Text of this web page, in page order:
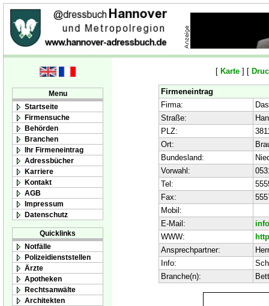
Menu
Startseite
Firmensuche
Behörden
Branchen
Ihr Firmeneintrag
Adressbücher
Karriere
Kontakt
AGB
Impressum
Datenschutz
Quicklinks
Notfälle
Polizeidienststellen
Ärzte
Apotheken
Rechtsanwälte
Architekten
[ Karte ] [
Firmeneintrag
Firma:
Straße:
PLZ:
Ort:
Bundesland:
Vorwahl:
Tel:
Fax:
Mobil:
E-Mail:
WWW:
Ansprechpartner:
Info:
Branche(n):